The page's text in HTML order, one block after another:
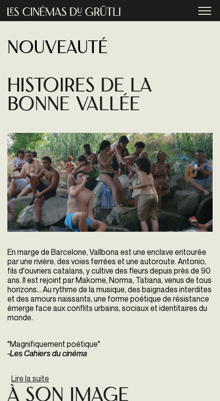
Aller au contenu principal
Nouveauté
Histoires de la
bonne vallée
En marge de Barcelone, Vallbona est une enclave entourée
par une rivière, des voies ferrées et une autoroute. Antonio,
fils d'ouvriers catalans, y cultive des fleurs depuis près de 90
ans. Il est rejoint par Makome, Norma, Tatiana, venus de tous
horizons… Au rythme de la musique, des baignades interdites
et des amours naissants, une forme poétique de résistance
émerge face aux conflits urbains, sociaux et identitaires du
monde.
"Magnifiquement poétique"
-Les Cahiers du cinéma
Lire la suite
À SON IMAGE